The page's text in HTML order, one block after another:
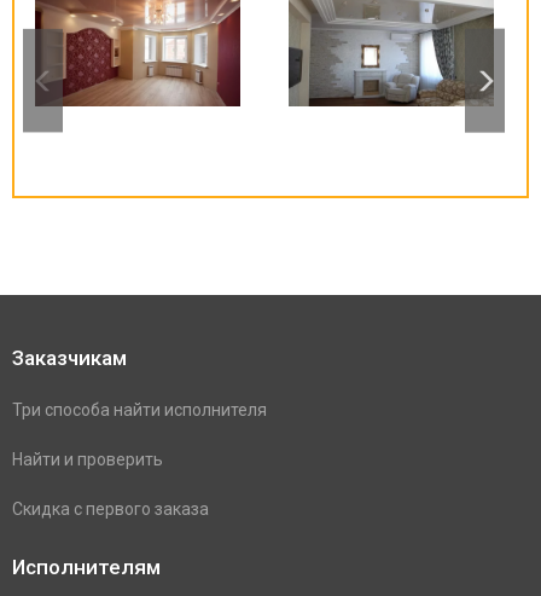
Заказчикам
Три способа найти исполнителя
Найти и проверить
Скидка с первого заказа
Исполнителям